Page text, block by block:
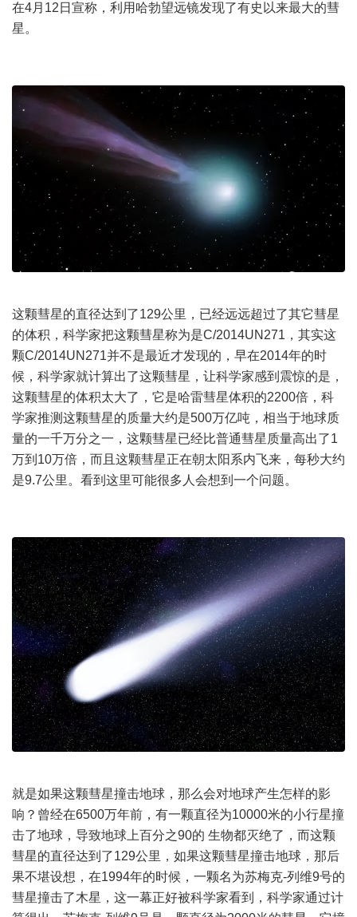
在4月12日宣称，利用哈勃望远镜发现了有史以来最大的彗
星。
这颗彗星的直径达到了129公里，已经远远超过了其它彗星
的体积，科学家把这颗彗星称为是C/2014UN271，其实这
颗C/2014UN271并不是最近才发现的，早在2014年的时
候，科学家就计算出了这颗彗星，让科学家感到震惊的是，
这颗彗星的体积太大了，它是哈雷彗星体积的2200倍，科
学家推测这颗彗星的质量大约是500万亿吨，相当于地球质
量的一千万分之一，这颗彗星已经比普通彗星质量高出了1
万到10万倍，而且这颗彗星正在朝太阳系内飞来，每秒大约
是9.7公里。看到这里可能很多人会想到一个问题。
就是如果这颗彗星撞击地球，那么会对地球产生怎样的影
响？曾经在6500万年前，有一颗直径为10000米的小行星撞
击了地球，导致地球上百分之90的 生物都灭绝了，而这颗
彗星的直径达到了129公里，如果这颗彗星撞击地球，那后
果不堪设想，在1994年的时候，一颗名为苏梅克-列维9号的
彗星撞击了木星，这一幕正好被科学家看到，科学家通过计